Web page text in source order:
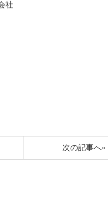
社
次の記事へ»